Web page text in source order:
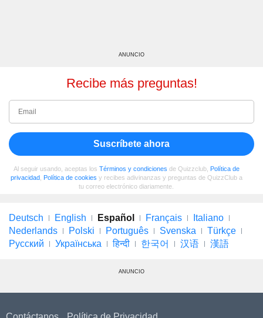
ANUNCIO
Recibe más preguntas!
Suscríbete ahora
Al seguir usando, aceptas los Términos y condiciones de Quizzclub,
Política de
privacidad
Política de cookies y recibes adivinanzas y preguntas de QuizzClub a
tu correo electrónico diariamente.
Deutsch English Español Français
Italiano
Nederlands
Polski Português Svenska
Türkçe
Русский
Українська हिन्दी 한국어 汉语 漢語
ANUNCIO